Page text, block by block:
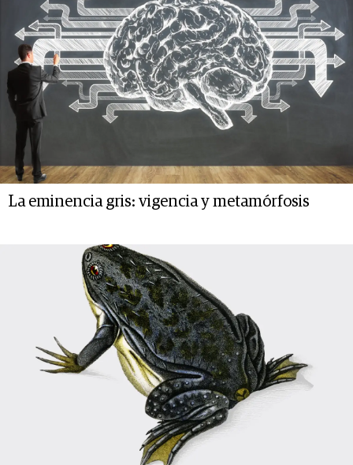
La eminencia gris: vigencia y metamórfosis